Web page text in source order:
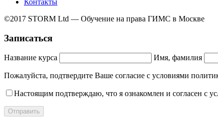
©2017 STORM Ltd — Обучение на права ГИМС в Москве
Записаться
Название курса Имя, фамилия
Пожалуйста, подтвердите Ваше согласие с условиями
Настоящим подтверждаю, что я ознакомлен и согласен с
Отправить